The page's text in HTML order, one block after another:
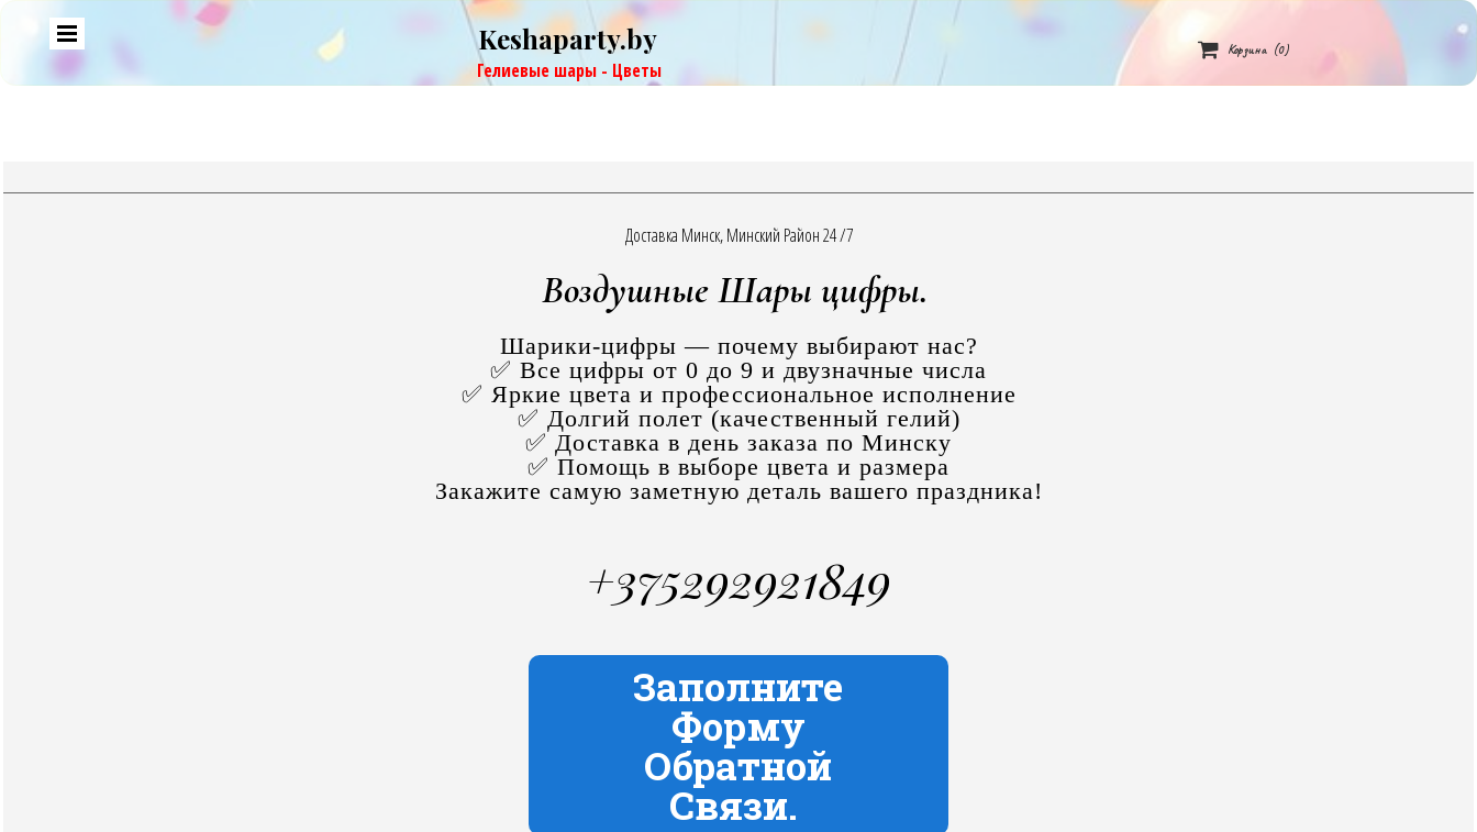
Keshaparty.by
Гелиевые шары - Цветы
 Корзина (0)
Доставка Минск, Минский Район 24 /7
Воздушные Шары цифры.
Шарики-цифры — почему выбирают нас?
✅ Все цифры от 0 до 9 и двузначные числа
✅ Яркие цвета и профессиональное исполнение
✅ Долгий полет (качественный гелий)
✅ Доставка в день заказа по Минску
✅ Помощь в выборе цвета и размера
Закажите самую заметную деталь вашего праздника!
+375292921849
Заполните
Форму
Обратной
Связи.